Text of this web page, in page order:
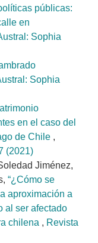
públicas:
en
Sophia
Sophia
en el caso del
de Chile ,
(2021)
Jiménez,
“¿Cómo se
aproximación a
al ser afectado
chilena , Revista